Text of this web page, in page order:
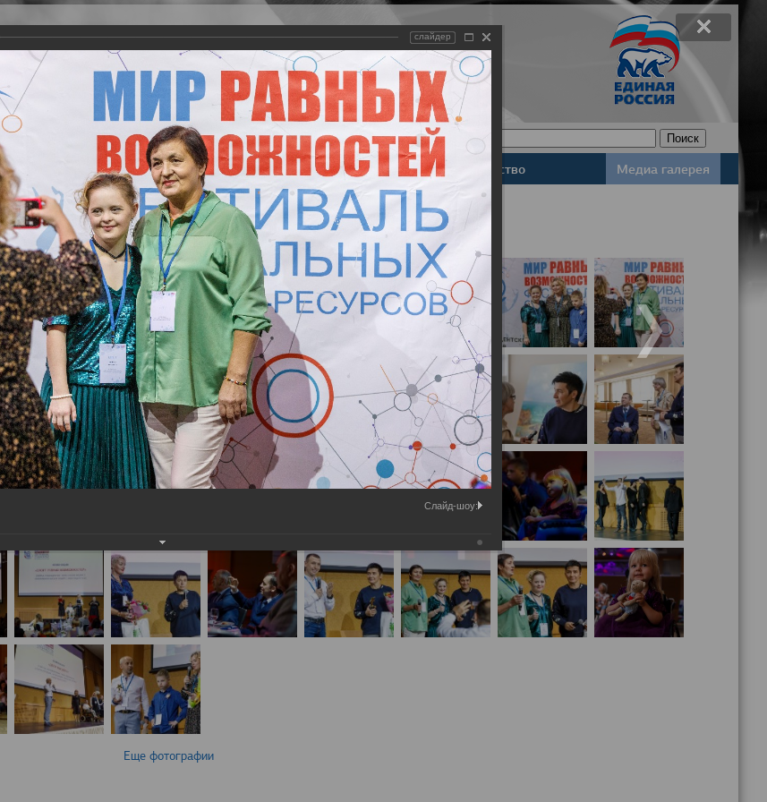
Задать вопрос
Версия для слабовидящих
Деятельность Базы данных Законодательство Медиа галерея
Еще фотографии
слайдер
Слайд-шоу: